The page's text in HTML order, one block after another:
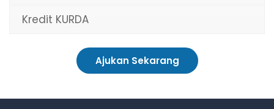
Kredit KURDA
Ajukan Sekarang